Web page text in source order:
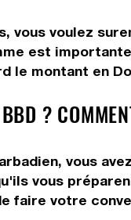
vous voulez
est
le montant en
?
vous
vous
faire votre